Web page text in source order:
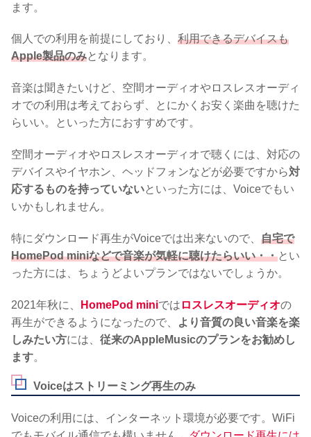
ます。
個人での利用を前提にしており、 利用できるデバイスも
Apple製品のみとなります。
音楽は聞きたいけど、空間オーディオやロスレスオーディ
オでの利用は考えておらず、とにかくお安く楽曲を聴けた
らいい。といった方におすすめです。
空間オーディオやロスレスオーディオで聴くには、対応の
デバイスやイヤホン、ヘッドフォンなどが必要ですから対
応するものを持っていないといった方には、Voiceでもい
いかもしれません。
特にダウンロード再生がVoiceでは出来ないので、 自宅で
HomePod miniなどで音楽が気軽に聴けたらいい・・とい
った方には、ちょうどよいプランではないでしょうか。
2021年秋に、 HomePod miniでは ロスレスオーディオの
再生ができるようになったので、
より音質の良い音楽を楽
しみたい方には、 従来のAppleMusicのプランをお勧めし
ます。
Voiceはストリーミング再生のみ
Voiceの利用には、インターネット環境が必要です。WiFi